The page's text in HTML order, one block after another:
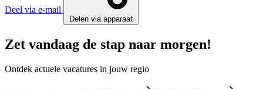
Deel via e-mail
Delen via apparaat
Zet vandaag de stap naar morgen!
Ontdek actuele vacatures in jouw regio